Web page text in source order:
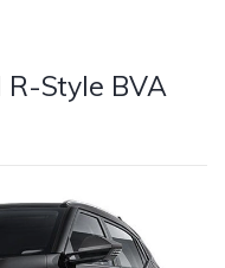
R-Style BVA